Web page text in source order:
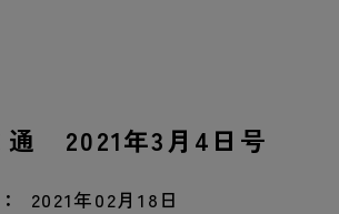
通 2021年3月4日号
2021年02月18日